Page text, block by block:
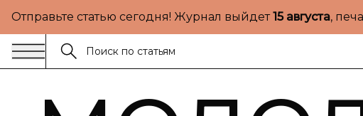
Отправьте статью сегодня! Журнал выйдет15 августа,